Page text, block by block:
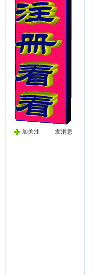
加关注 发消息